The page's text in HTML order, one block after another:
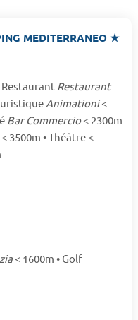
MEDITERRANEO ★
Restaurant Restaurant
Animationi<
Bar Commercio< 2300m
3500m • Théâtre <
< 1600m • Golf